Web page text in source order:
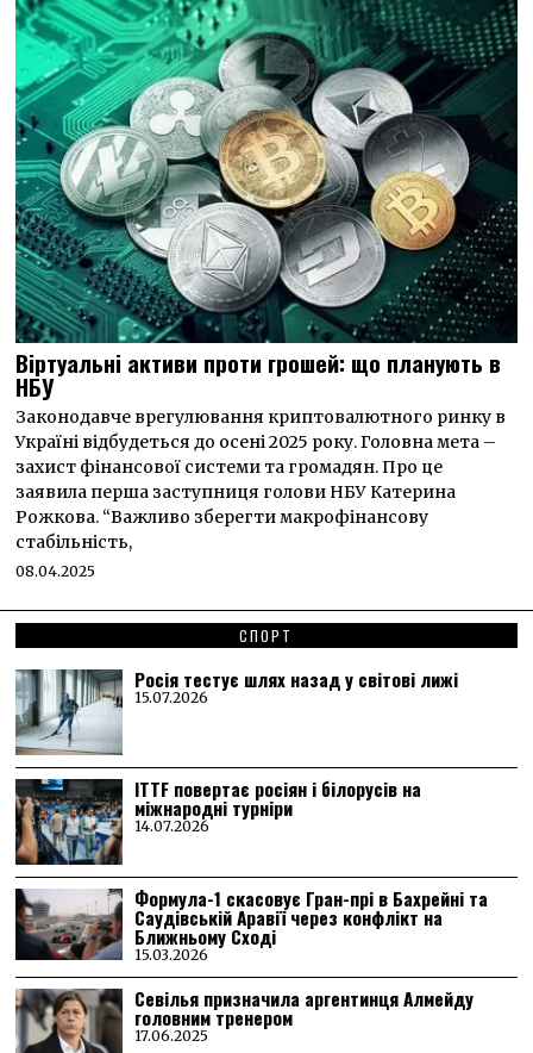
Віртуальні активи проти грошей: що планують в
НБУ
Законодавче врегулювання криптовалютного ринку в
Україні відбудеться до осені 2025 року. Головна мета –
захист фінансової системи та громадян. Про це
заявила перша заступниця голови НБУ Катерина
Рожкова. “Важливо зберегти макрофінансову
стабільність,
08.04.2025
СПОРТ
Росія тестує шлях назад у світові лижі
15.07.2026
ITTF повертає росіян і білорусів на
міжнародні турніри
14.07.2026
Формула-1 скасовує Гран-прі в Бахрейні та
Саудівській Аравії через конфлікт на
Ближньому Сході
15.03.2026
Севілья призначила аргентинця Алмейду
головним тренером
17.06.2025